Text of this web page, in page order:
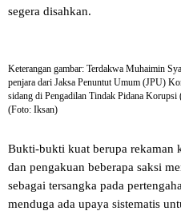
segera disahkan.
Keterangan gambar: Terdakwa Muhaimin
penjara dari Jaksa Penuntut Umum (JPU)
sidang di Pengadilan Tindak Pidana Korupsi
(Foto: Iksan)
Bukti-bukti kuat berupa rekaman
dan pengakuan beberapa saksi
sebagai tersangka pada
menduga ada upaya sistematis